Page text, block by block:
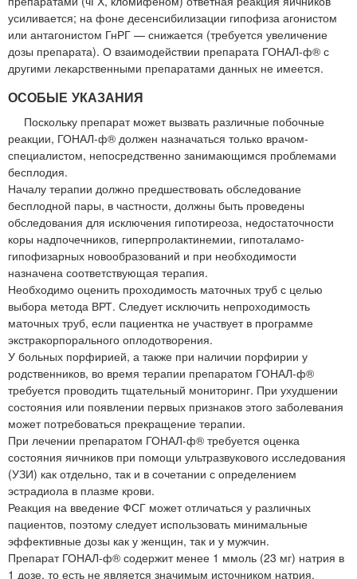
усиливается; на фоне десенсибилизации гипофиза агонистом
или антагонистом ГнРГ — снижается (требуется увеличение
дозы препарата). О взаимодействии препарата ГОНАЛ-ф® с
другими лекарственными препаратами данных не имеется.
ОСОБЫЕ УКАЗАНИЯ
Поскольку препарат может вызвать различные побочные
реакции, ГОНАЛ-ф® должен назначаться только врачом-
специалистом, непосредственно занимающимся проблемами
бесплодия.
Началу терапии должно предшествовать обследование
бесплодной пары, в частности, должны быть проведены
обследования для исключения гипотиреоза, недостаточности
коры надпочечников, гиперпролактинемии, гипоталамо-
гипофизарных новообразований и при необходимости
назначена соответствующая терапия.
Необходимо оценить проходимость маточных труб с целью
выбора метода ВРТ. Следует исключить непроходимость
маточных труб, если пациентка не участвует в программе
экстракорпорального оплодотворения.
У больных порфирией, а также при наличии порфирии у
родственников, во время терапии препаратом ГОНАЛ-ф®
требуется проводить тщательный мониторинг. При ухудшении
состояния или появлении первых признаков этого заболевания
может потребоваться прекращение терапии.
При лечении препаратом ГОНАЛ-ф® требуется оценка
состояния яичников при помощи ультразвукового исследования
(УЗИ) как отдельно, так и в сочетании с определением
эстрадиола в плазме крови.
Реакция на введение ФСГ может отличаться у различных
пациентов, поэтому следует использовать минимальные
эффективные дозы как у женщин, так и у мужчин.
Препарат ГОНАЛ-ф® содержит менее 1 ммоль (23 мг) натрия в
1 дозе, то есть не является значимым источником натрия.